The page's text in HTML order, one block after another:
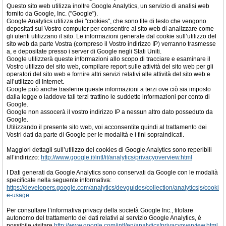
Questo sito web utilizza inoltre Google Analytics, un servizio di analisi web
fornito da Google, Inc. ("Google").
Google Analytics utilizza dei "cookies", che sono file di testo che vengono
depositati sul Vostro computer per consentire al sito web di analizzare come
gli utenti utilizzano il sito. Le informazioni generate dal cookie sull’utilizzo del
sito web da parte Vostra (compreso il Vostro indirizzo IP) verranno trasmesse
a, e depositate presso i server di Google negli Stati Uniti.
Google utilizzerà queste informazioni allo scopo di tracciare e esaminare il
Vostro utilizzo del sito web, compilare report sulle attività del sito web per gli
operatori del sito web e fornire altri servizi relativi alle attività del sito web e
all’utilizzo di Internet.
Google può anche trasferire queste informazioni a terzi ove ciò sia imposto
dalla legge o laddove tali terzi trattino le suddette informazioni per conto di
Google.
Google non assocerà il vostro indirizzo IP a nessun altro dato posseduto da
Google.
Utilizzando il presente sito web, voi acconsentite quindi al trattamento dei
Vostri dati da parte di Google per le modalità e i fini sopraindicati.
Maggiori dettagli sull’utilizzo dei cookies di Google Analytics sono reperibili
all’indirizzo: http://www.google.it/intl/it/analytics/privacyoverview.html
I Dati generati da Google Analytics sono conservati da Google con le modalià
specificate nella seguente informativa:
https://developers.google.com/analytics/devguides/collection/analyticsjs/cooki
e-usage
Per consultare l’informativa privacy della società Google Inc., titolare
autonomo del trattamento dei dati relativi al servizio Google Analytics, è